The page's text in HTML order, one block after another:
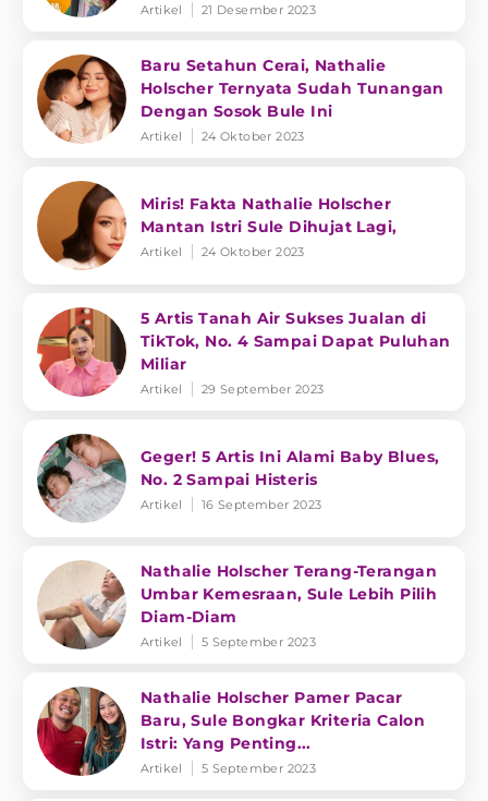
Artikel 21 Desember 2023
Baru Setahun Cerai, Nathalie
Holscher Ternyata Sudah Tunangan
Dengan Sosok Bule Ini
Artikel 24 Oktober 2023
Miris! Fakta Nathalie Holscher
Mantan Istri Sule Dihujat Lagi,
Artikel 24 Oktober 2023
5 Artis Tanah Air Sukses Jualan di
TikTok, No. 4 Sampai Dapat Puluhan
Miliar
Artikel 29 September 2023
Geger! 5 Artis Ini Alami Baby Blues,
No. 2 Sampai Histeris
Artikel 16 September 2023
Nathalie Holscher Terang-Terangan
Umbar Kemesraan, Sule Lebih Pilih
Diam-Diam
Artikel 5 September 2023
Nathalie Holscher Pamer Pacar
Baru, Sule Bongkar Kriteria Calon
Istri: Yang Penting...
Artikel 5 September 2023